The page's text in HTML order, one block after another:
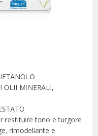
OLII MINERALI,
restituire tono e turgore
rimodellante e